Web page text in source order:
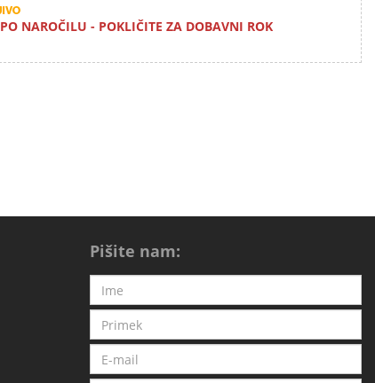
PO NAROČILU - POKLIČITE ZA DOBAVNI ROK
Pišite nam: